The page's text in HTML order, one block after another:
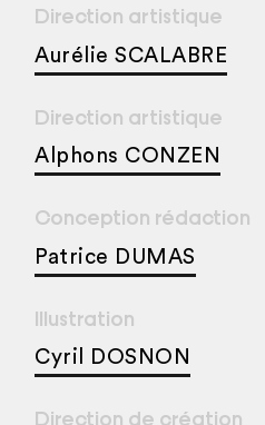
Direction artistique
Aurélie SCALABRE
Direction artistique
Alphons CONZEN
Conception rédaction
Patrice DUMAS
Illustration
Cyril DOSNON
Direction de création